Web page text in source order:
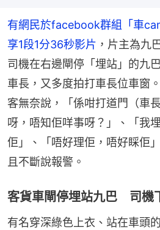
有網民於facebook群組「車
享1段1分36秒影片 ，片主為九
司機在右邊閘停「埋站」的九
車長，又多度拍打車長位車窗
客無奈說，「係咁打道門（車
呀，唔知佢咩事呀？」、「我
佢」、「唔好理佢，唔好睬佢
且不斷說報警。
客貨車閘停埋站九巴 司機
有名穿深綠色上衣、站在車頭